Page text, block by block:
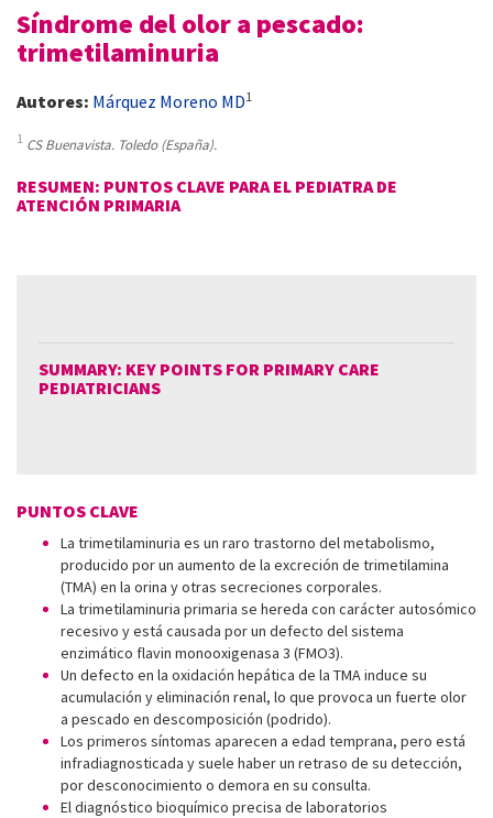
Síndrome del olor a pescado:
trimetilaminuria
Autores: Márquez Moreno MD1
1 CS Buenavista. Toledo (España).
RESUMEN: PUNTOS CLAVE PARA EL PEDIATRA DE
ATENCIÓN PRIMARIA
SUMMARY: KEY POINTS FOR PRIMARY CARE
PEDIATRICIANS
PUNTOS CLAVE
La trimetilaminuria es un raro trastorno del metabolismo,
producido por un aumento de la excreción de trimetilamina
(TMA) en la orina y otras secreciones corporales.
La trimetilaminuria primaria se hereda con carácter autosómico
recesivo y está causada por un defecto del sistema
enzimático flavin monooxigenasa 3 (FMO3).
Un defecto en la oxidación hepática de la TMA induce su
acumulación y eliminación renal, lo que provoca un fuerte olor
a pescado en descomposición (podrido).
Los primeros síntomas aparecen a edad temprana, pero está
infradiagnosticada y suele haber un retraso de su detección,
por desconocimiento o demora en su consulta.
El diagnóstico bioquímico precisa de laboratorios